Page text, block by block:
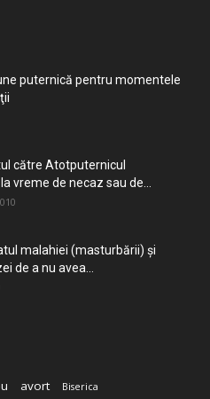
puternică pentru momentele
către Atotputernicul
vreme de necaz sau de...
malahiei (masturbării) şi
de a nu avea...
avort Biserica